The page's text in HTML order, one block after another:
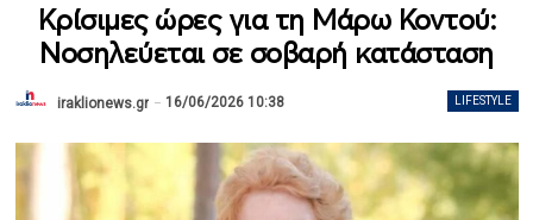
Κρίσιμες ώρες για τη Μάρω Κοντού:
Νοσηλεύεται σε σοβαρή κατάσταση
LIFESTYLE
iraklionews.gr 16/06/2026 10:38